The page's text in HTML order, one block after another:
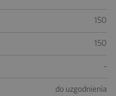
150
150
-
do uzgodnienia